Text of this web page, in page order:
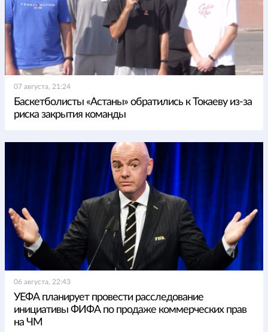
07 августа, 21:24
Баскетболисты «Астаны» обратились к Токаеву из-за
риска закрытия команды
06 августа, 22:43
УЕФА планирует провести расследование
инициативы ФИФА по продаже коммерческих прав
на ЧМ